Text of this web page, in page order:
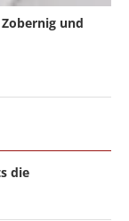
und
die